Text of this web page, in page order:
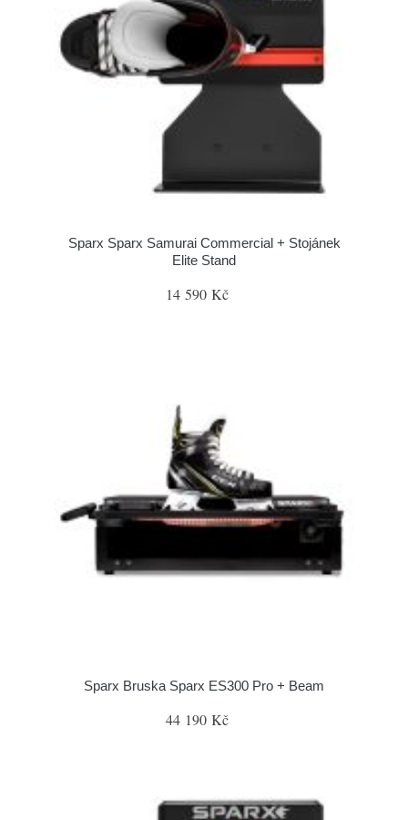
Sparx Sparx Samurai Commercial + Stojánek
Elite Stand
14 590 Kč
Sparx Bruska Sparx ES300 Pro + Beam
44 190 Kč